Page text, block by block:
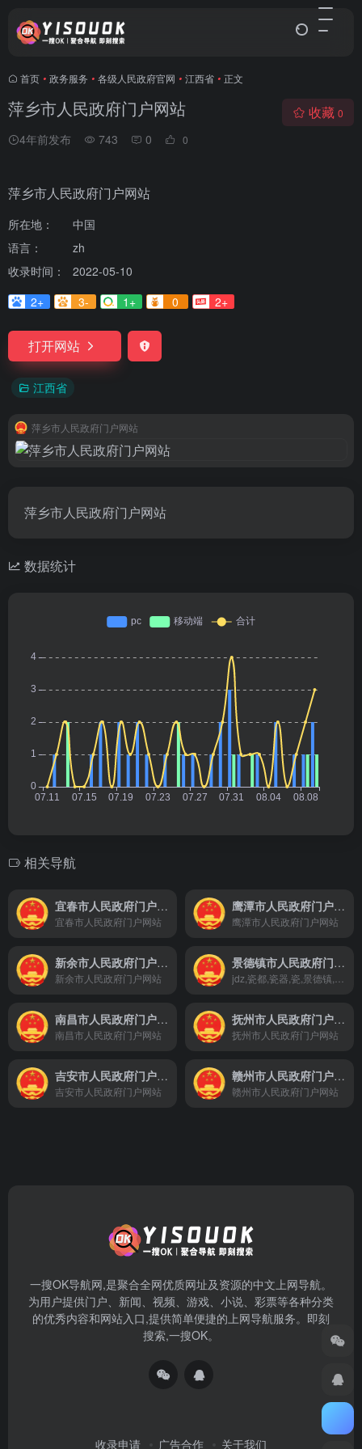
首页 • 政务服务 • 各级人民政府官网 • 江西省 • 正文
萍乡市人民政府门户网站
4年前发布 743 0 0
收藏 0
萍乡市人民政府门户网站
所在地：
中国
语言：
zh
收录时间：
2022-05-10
2+
3- 1+ 0 2+
打开网站
江西省
萍乡市人民政府门户网站
萍乡市人民政府门户网站
数据统计
相关导航
宜春市人民政府门户网站
宜春市人民政府门户网站
鹰潭市人民政府门户网站
鹰潭市人民政府门户网站
新余市人民政府门户网站
新余市人民政府门户网站
景德镇市人民政府门户网站
南昌市人民政府门户网站
南昌市人民政府门户网站
抚州市人民政府门户网站
抚州市人民政府门户网站
吉安市人民政府门户网站
吉安市人民政府门户网站
赣州市人民政府门户网站
赣州市人民政府门户网站
一搜OK导航网,是聚合全网优质网址及资源的中文上网导航。
为用户提供门户、新闻、视频、游戏、小说、彩票等各种分类
的优秀内容和网站入口,提供简单便捷的上网导航服务。即刻
搜索,一搜OK。
收录申请 广告合作 关于我们